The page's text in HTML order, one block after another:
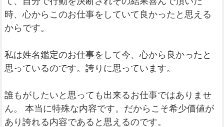
時、心からこのお仕事をしていて良かったと思える
からです。
私は姓名鑑定のお仕事をして今、心から良かったと
思っているのです。誇りに思っています。
誰もがしたいと思っても出来るお仕事ではありませ
ん。 本当に特殊な内容です。だからこそ希少価値が
あり誇れる内容であると思えるのです。